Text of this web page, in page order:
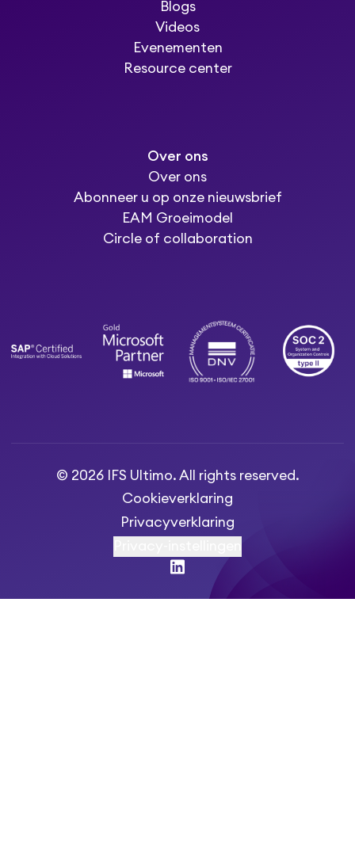
Blogs
Videos
Evenementen
Resource center
Over ons
Over ons
Abonneer u op onze nieuwsbrief
EAM Groeimodel
Circle of collaboration
© 2026 IFS Ultimo. All rights reserved.
Cookieverklaring
Privacyverklaring